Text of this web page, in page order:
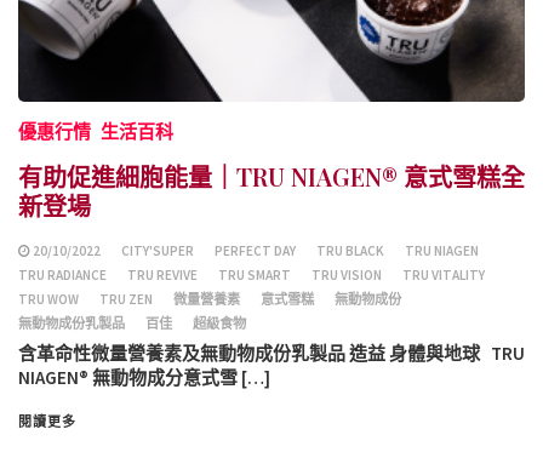
優惠行情 生活百科
有助促進細胞能量｜TRU NIAGEN® 意式雪糕全
新登場
20/10/2022 CITY'SUPER PERFECT DAY TRU BLACK
TRU NIAGEN
TRU RADIANCE
TRU REVIVE TRU SMART TRU VISION
TRU VITALITY
TRU WOW
TRU ZEN 微量營養素 意式雪糕
無動物成份
無動物成份乳製品
百佳 超級食物
含革命性微量營養素及無動物成份乳製品 造益 身體與地球 TRU
NIAGEN® 無動物成分意式雪 […]
閱讀更多